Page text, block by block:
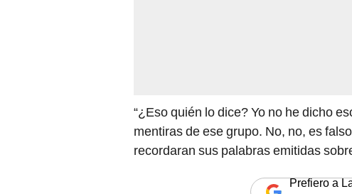
“¿Eso quién lo dice? Yo no he dicho
mentiras de ese grupo. No, no, es
recordaran sus palabras emitidas
Prefiero a